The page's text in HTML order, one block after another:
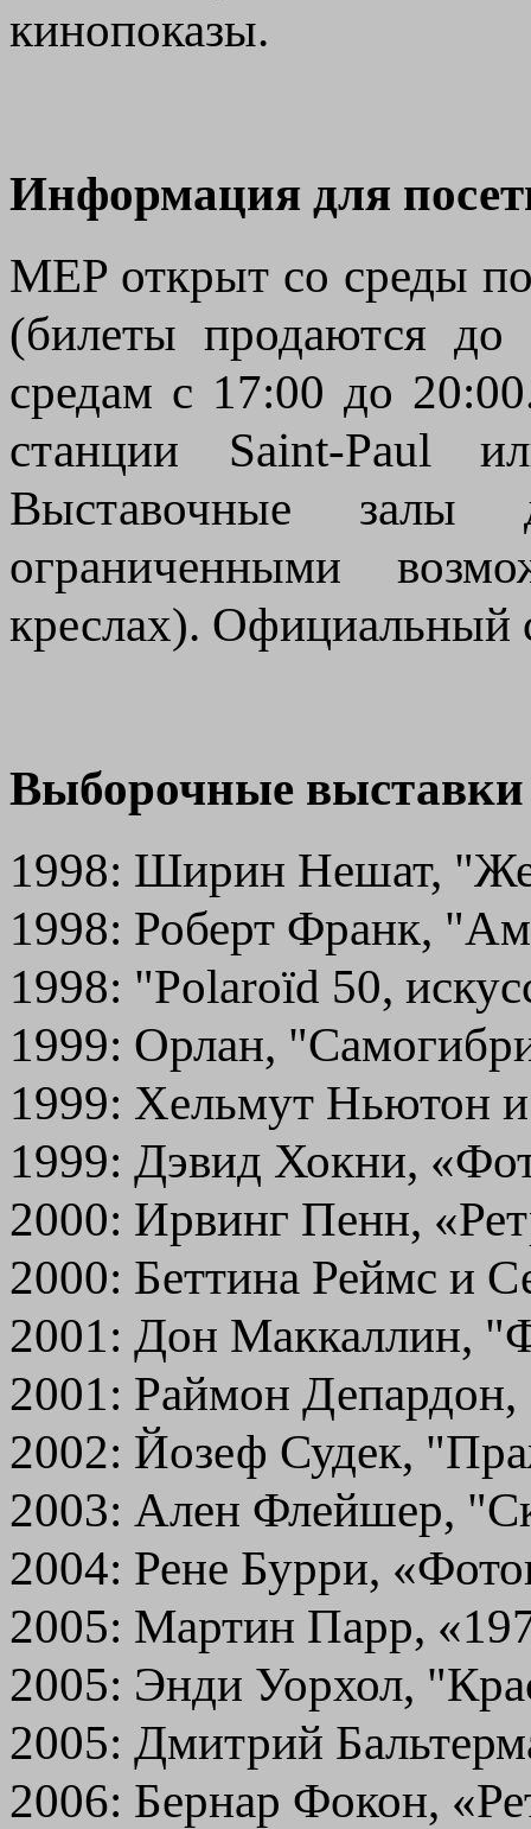
кинопоказы.
Информация для
MEP открыт со среды
(билеты продаются
средам с 17:00 до
станции Saint-Paul
Выставочные
ограниченными
креслах). Официальный
Выборочные выставки
1998: Ширин Нешат,
1998: Роберт Франк,
1998: "Polaroïd 50,
1999: Орлан,
1999: Хельмут Ньютон
1999: Дэвид Хокни,
2000: Ирвинг Пенн,
2000: Беттина Реймс и
2001: Дон Маккаллин,
2001: Раймон
2002: Йозеф Судек,
2003: Ален Флейшер,
2004: Рене Бурри,
2005: Мартин Парр,
2005: Энди Уорхол,
2005: Дмитрий
2006: Бернар Фокон,